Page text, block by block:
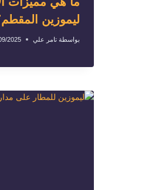
ليموزين
بواسطة تامر علي 2025